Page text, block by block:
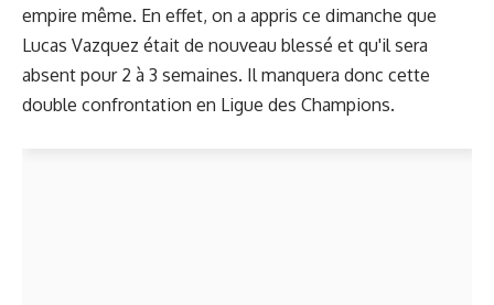
empire même. En effet, on a appris ce dimanche que
Lucas Vazquez était de nouveau blessé et qu'il sera
absent pour 2 à 3 semaines. Il manquera donc cette
double confrontation en Ligue des Champions.